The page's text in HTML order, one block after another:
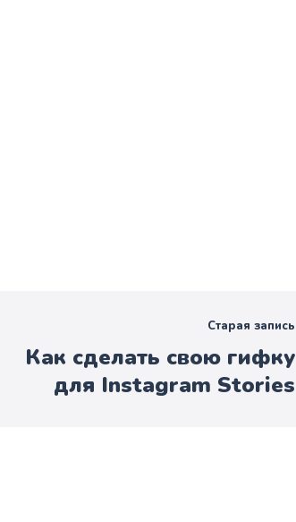
Старая запись
Как сделать свою гифку
для Instagram Stories